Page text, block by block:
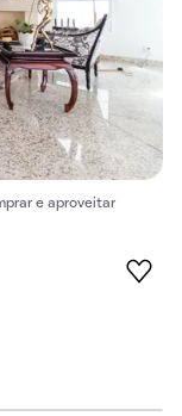
e aproveitar